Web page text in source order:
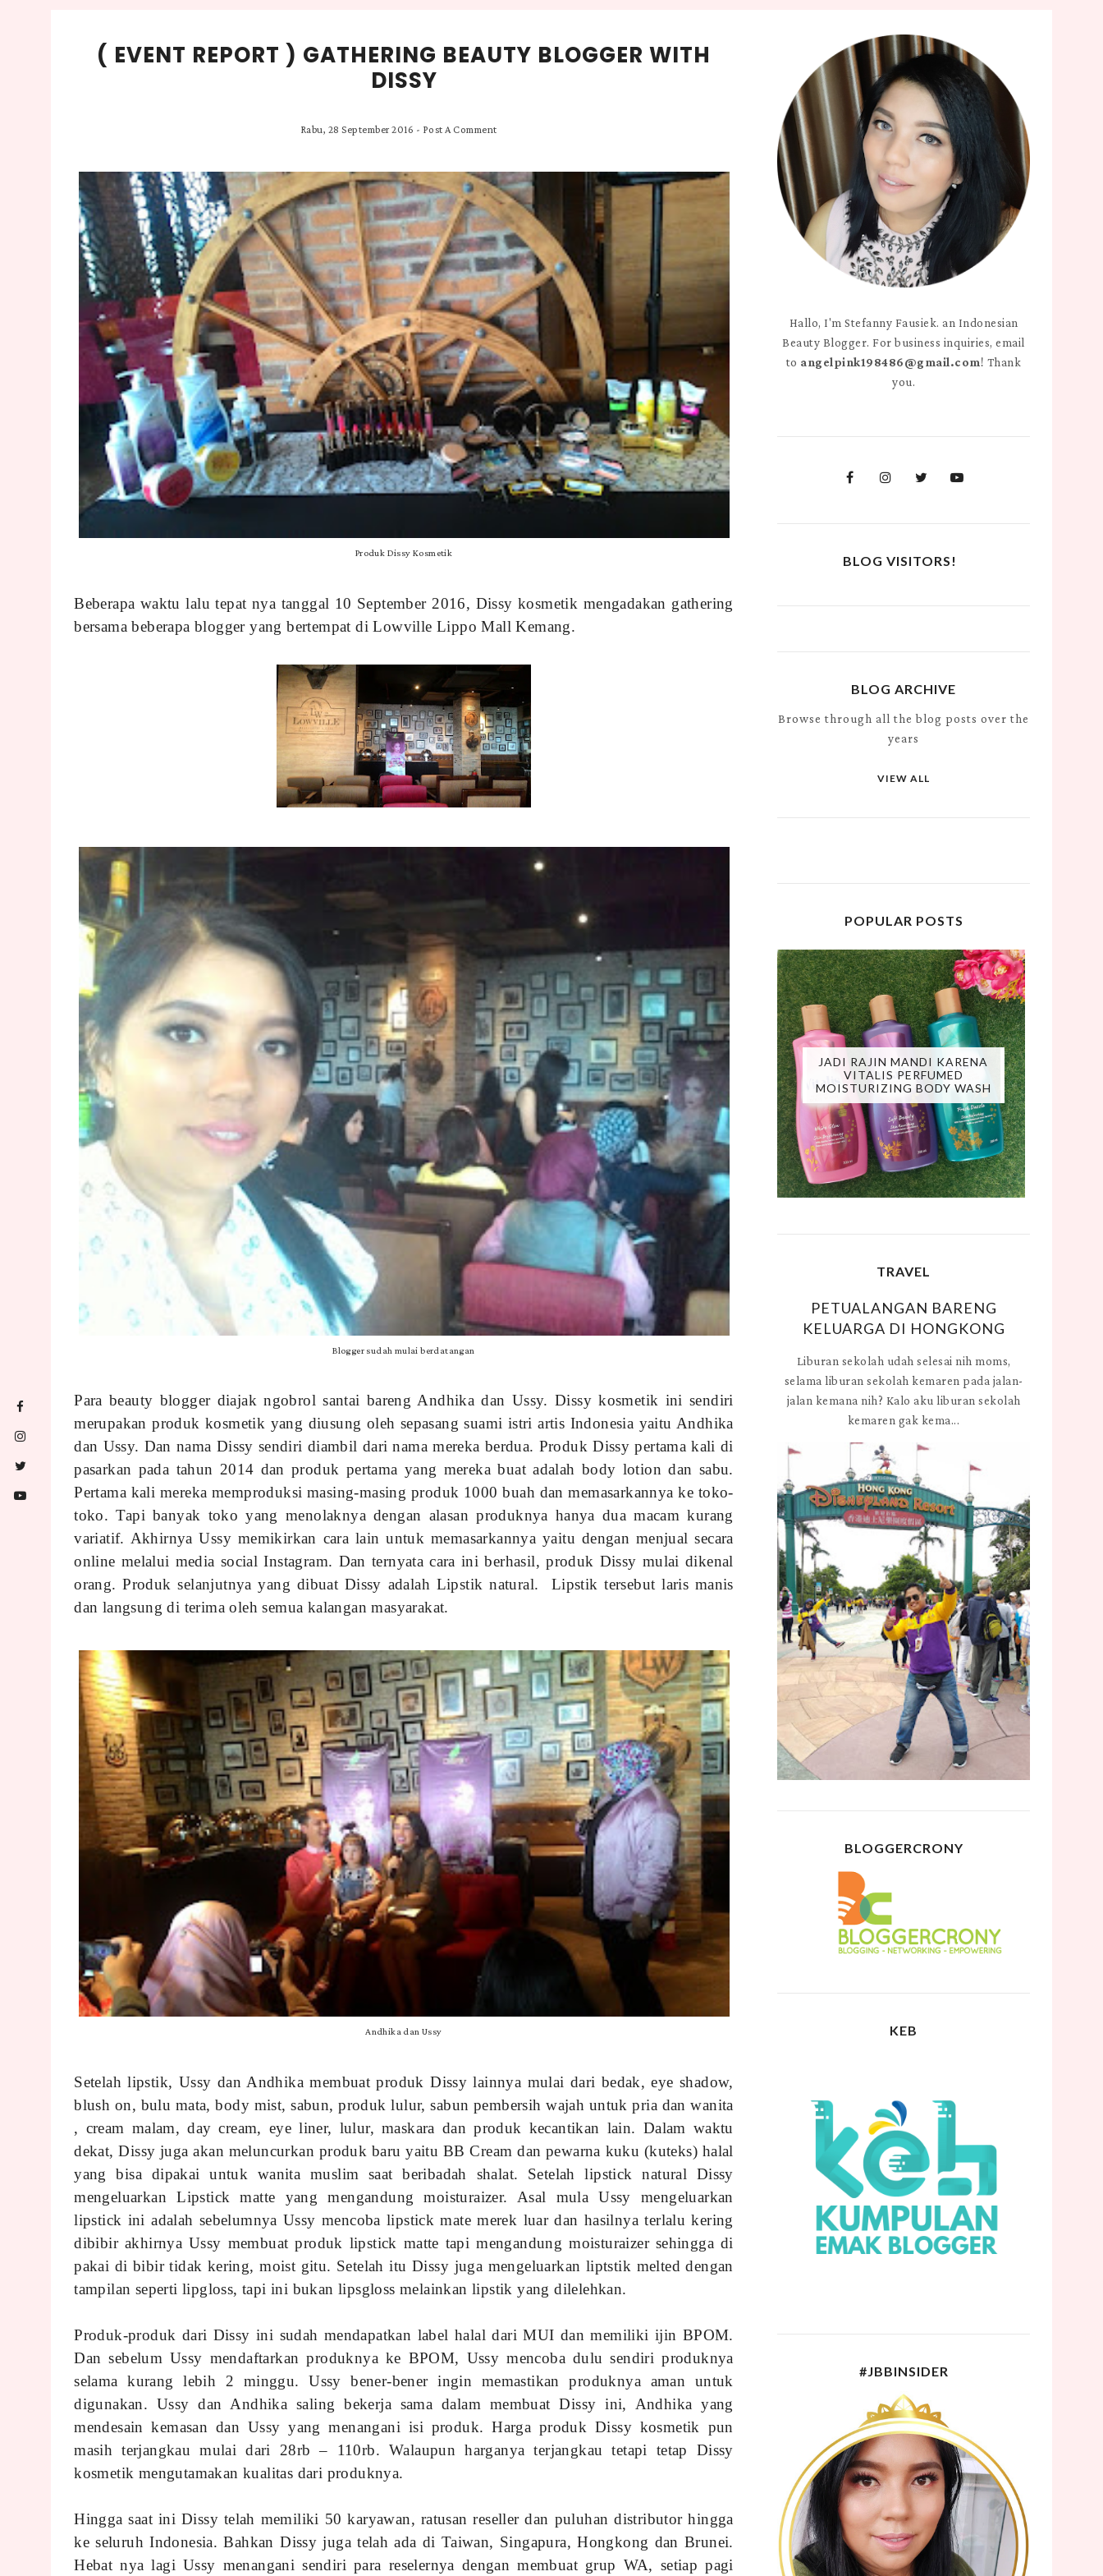
( EVENT REPORT ) GATHERING BEAUTY BLOGGER WITH
DISSY
Rabu, 28 September 2016 - Post A Comment
Produk Dissy Kosmetik
Beberapa waktu lalu tepat nya tanggal 10 September 2016, Dissy kosmetik mengadakan gathering
bersama beberapa blogger yang bertempat di Lowville Lippo Mall Kemang.
Blogger sudah mulai berdatangan
Para beauty blogger diajak ngobrol santai bareng Andhika dan Ussy. Dissy kosmetik ini sendiri
merupakan produk kosmetik yang diusung oleh sepasang suami istri artis Indonesia yaitu Andhika
dan Ussy. Dan nama Dissy sendiri diambil dari nama mereka berdua. Produk Dissy pertama kali di
pasarkan pada tahun 2014 dan produk pertama yang mereka buat adalah body lotion dan sabu.
Pertama kali mereka memproduksi masing-masing produk 1000 buah dan memasarkannya ke toko-
toko. Tapi banyak toko yang menolaknya dengan alasan produknya hanya dua macam kurang
variatif. Akhirnya Ussy memikirkan cara lain untuk memasarkannya yaitu dengan menjual secara
online melalui media social Instagram. Dan ternyata cara ini berhasil, produk Dissy mulai dikenal
orang. Produk selanjutnya yang dibuat Dissy adalah Lipstik natural. Lipstik tersebut laris manis
dan langsung di terima oleh semua kalangan masyarakat.
Andhika dan Ussy
Setelah lipstik, Ussy dan Andhika membuat produk Dissy lainnya mulai dari bedak, eye shadow,
blush on, bulu mata, body mist, sabun, produk lulur, sabun pembersih wajah untuk pria dan wanita
, cream malam, day cream, eye liner, lulur, maskara dan produk kecantikan lain. Dalam waktu
dekat, Dissy juga akan meluncurkan produk baru yaitu BB Cream dan pewarna kuku (kuteks) halal
yang bisa dipakai untuk wanita muslim saat beribadah shalat. Setelah lipstick natural Dissy
mengeluarkan Lipstick matte yang mengandung moisturaizer. Asal mula Ussy mengeluarkan
lipstick ini adalah sebelumnya Ussy mencoba lipstick mate merek luar dan hasilnya terlalu kering
dibibir akhirnya Ussy membuat produk lipstick matte tapi mengandung moisturaizer sehingga di
pakai di bibir tidak kering, moist gitu. Setelah itu Dissy juga mengeluarkan liptstik melted dengan
tampilan seperti lipgloss, tapi ini bukan lipsgloss melainkan lipstik yang dilelehkan.
Produk-produk dari Dissy ini sudah mendapatkan label halal dari MUI dan memiliki ijin BPOM.
Dan sebelum Ussy mendaftarkan produknya ke BPOM, Ussy mencoba dulu sendiri produknya
selama kurang lebih 2 minggu. Ussy bener-bener ingin memastikan produknya aman untuk
digunakan. Ussy dan Andhika saling bekerja sama dalam membuat Dissy ini, Andhika yang
mendesain kemasan dan Ussy yang menangani isi produk. Harga produk Dissy kosmetik pun
masih terjangkau mulai dari 28rb – 110rb. Walaupun harganya terjangkau tetapi tetap Dissy
kosmetik mengutamakan kualitas dari produknya.
Hingga saat ini Dissy telah memiliki 50 karyawan, ratusan reseller dan puluhan distributor hingga
ke seluruh Indonesia. Bahkan Dissy juga telah ada di Taiwan, Singapura, Hongkong dan Brunei.
Hebat nya lagi Ussy menangani sendiri para reselernya dengan membuat grup WA, setiap pagi
Hallo, I'm Stefanny Fausiek. an Indonesian
Beauty Blogger. For business inquiries, email
to angelpink198486@gmail.com! Thank
you.
BLOG VISITORS!
BLOG ARCHIVE
Browse through all the blog posts over the
years
VIEW ALL
POPULAR POSTS
JADI RAJIN MANDI KARENA
VITALIS PERFUMED
MOISTURIZING BODY WASH
TRAVEL
PETUALANGAN BARENG
KELUARGA DI HONGKONG
Liburan sekolah udah selesai nih moms,
selama liburan sekolah kemaren pada jalan-
jalan kemana nih? Kalo aku liburan sekolah
kemaren gak kema...
BLOGGERCRONY
KEB
#JBBINSIDER